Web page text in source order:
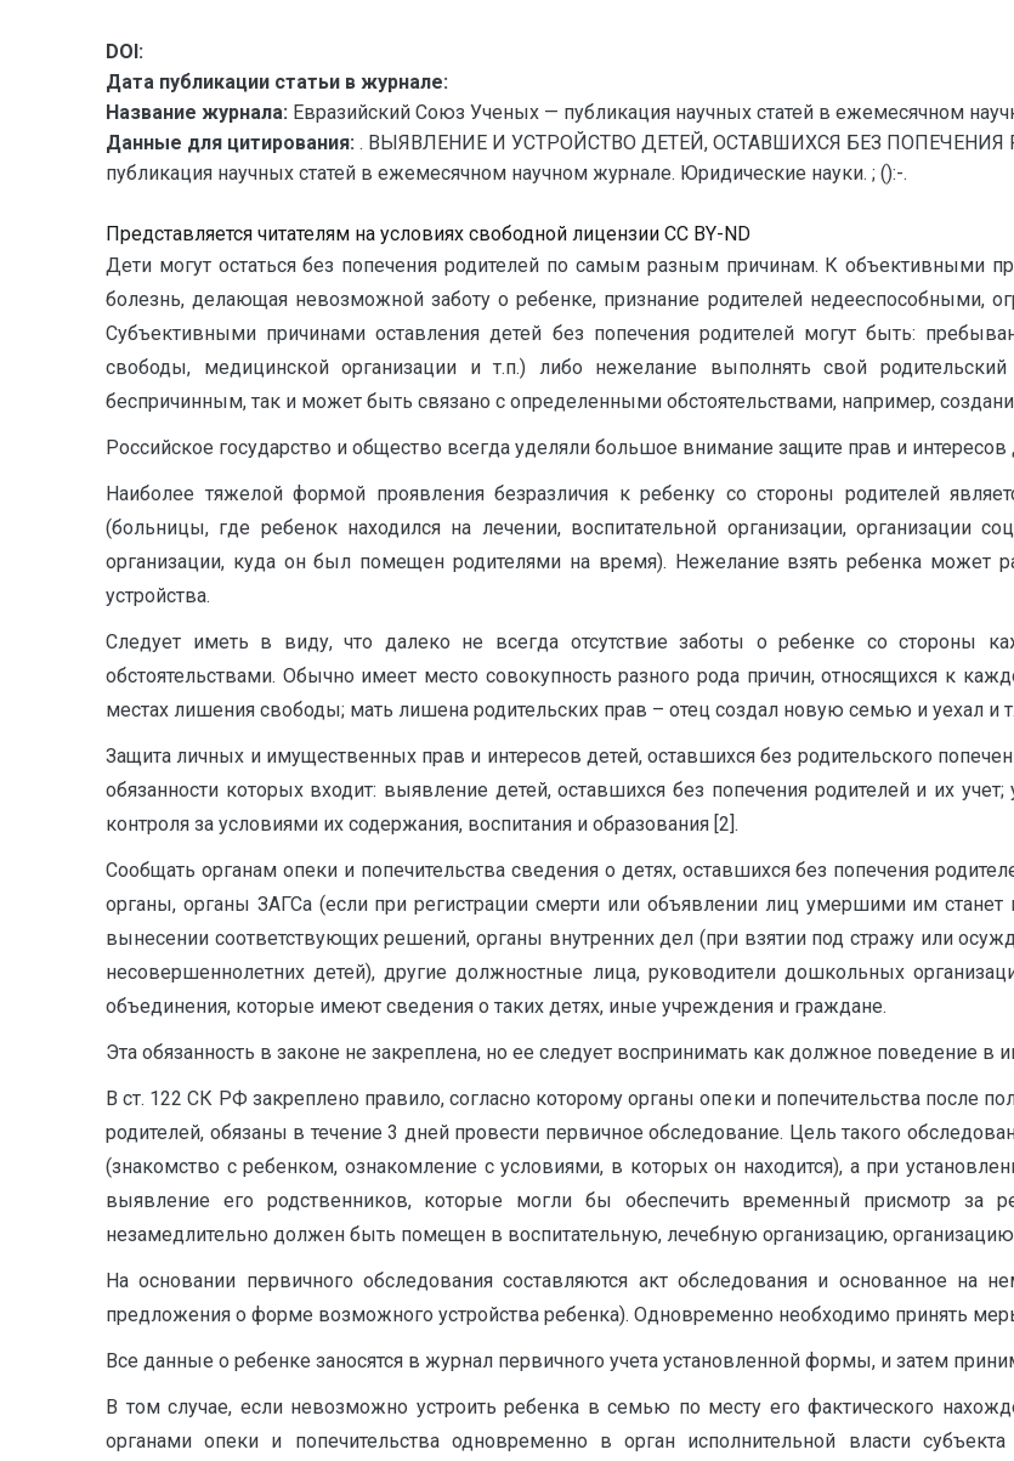
DOI:
Дата публикации статьи в журнале:
Название журнала: Евразийский Союз Ученых — публикация научных статей в ежемесячном
Данные для цитирования: . ВЫЯВЛЕНИЕ И УСТРОЙСТВО ДЕТЕЙ, ОСТАВШИХСЯ БЕЗ ПОПЕЧЕНИЯ
публикация научных статей в ежемесячном научном журнале. Юридические науки. ; ():-.
Представляется читателям на условиях свободной лицензии CC BY-ND
Дети могут остаться без попечения родителей по самым разным причинам. К объективными
болезнь, делающая невозможной заботу о ребенке, признание родителей недееспособными,
Субъективными причинами оставления детей без попечения родителей могут быть:
свободы, медицинской организации и т.п.) либо нежелание выполнять свой
беспричинным, так и может быть связано с определенными обстоятельствами, например,
Российское государство и общество всегда уделяли большое внимание защите прав и интересов
Наиболее тяжелой формой проявления безразличия к ребенку со стороны родителей
(больницы, где ребенок находился на лечении, воспитательной организации, организации
организации, куда он был помещен родителями на время). Нежелание взять ребенка может
устройства.
Следует иметь в виду, что далеко не всегда отсутствие заботы о ребенке со стороны
обстоятельствами. Обычно имеет место совокупность разного рода причин, относящихся к
местах лишения свободы; мать лишена родительских прав – отец создал новую семью и уехал и
Защита личных и имущественных прав и интересов детей, оставшихся без родительского
обязанности которых входит: выявление детей, оставшихся без попечения родителей и их
контроля за условиями их содержания, воспитания и образования [2].
Сообщать органам опеки и попечительства сведения о детях, оставшихся без попечения
органы, органы ЗАГСа (если при регистрации смерти или объявлении лиц умершими им станет
вынесении соответствующих решений, органы внутренних дел (при взятии под стражу или
несовершеннолетних детей), другие должностные лица, руководители дошкольных
объединения, которые имеют сведения о таких детях, иные учреждения и граждане.
Эта обязанность в законе не закреплена, но ее следует воспринимать как должное поведение в
В ст. 122 СК РФ закреплено правило, согласно которому органы опеки и попечительства после
родителей, обязаны в течение 3 дней провести первичное обследование. Цель такого
(знакомство с ребенком, ознакомление с условиями, в которых он находится), а при
выявление его родственников, которые могли бы обеспечить временный присмотр за
незамедлительно должен быть помещен в воспитательную, лечебную организацию,
На основании первичного обследования составляются акт обследования и основанное
предложения о форме возможного устройства ребенка). Одновременно необходимо принять
Все данные о ребенке заносятся в журнал первичного учета установленной формы, и затем
В том случае, если невозможно устроить ребенка в семью по месту его фактического
органами опеки и попечительства одновременно в орган исполнительной власти